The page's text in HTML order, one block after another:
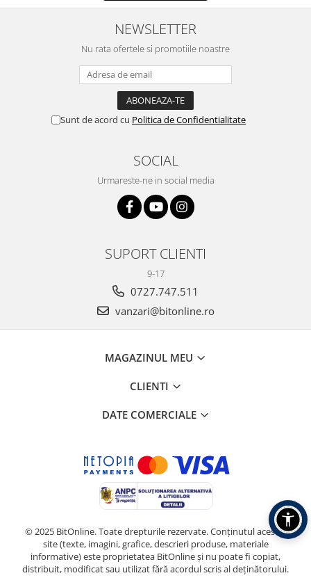
NEWSLETTER
Nu rata ofertele si promotiile noastre
Sunt de acord cu Politica de Confidentialitate
SOCIAL
Urmareste-ne in social media
SUPORT CLIENTI
9-17
0727.747.511
vanzari@bitonline.ro
MAGAZINUL MEU
CLIENTI
DATE COMERCIALE
© 2025 BitOnline. Toate drepturile rezervate. Conținutul acestui
site (texte, imagini, grafice, descrieri produse, materiale
informative) este proprietatea BitOnline și nu poate fi copiat,
distribuit, modificat sau utilizat fără acordul scris al deținătorului.